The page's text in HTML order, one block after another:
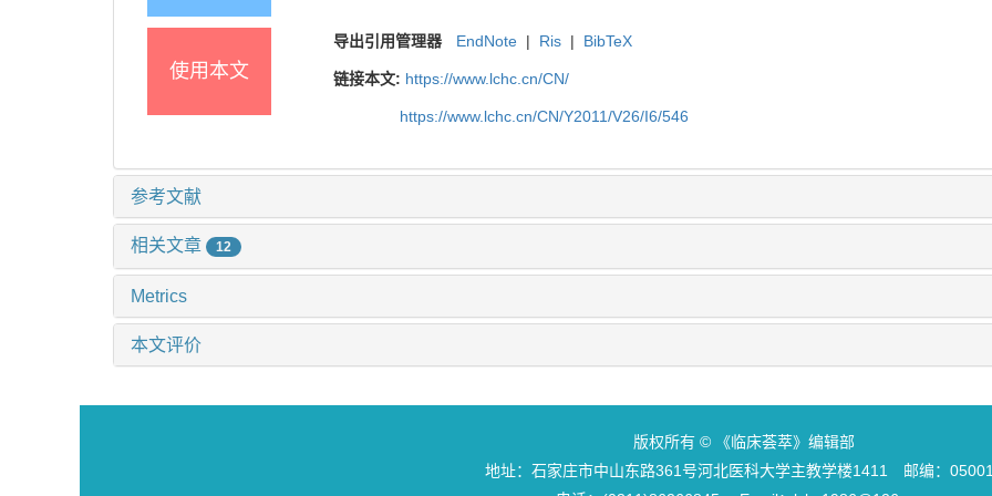
使用本文
导出引用管理器 EndNote | Ris | BibTeX
链接本文: https://www.lchc.cn/CN/
https://www.lchc.cn/CN/Y2011/V26/I6/546
参考文献
相关文章 12
Metrics
本文评价
版权所有 © 《临床荟萃》编辑部
地址：石家庄市中山东路361号河北医科大学主教学楼1411 邮编：